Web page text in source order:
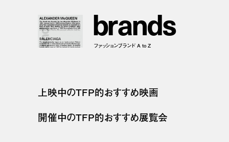
brands
ファッションブランド A to Z
上映中のTFP的おすすめ映画
開催中のTFP的おすすめ展覧会